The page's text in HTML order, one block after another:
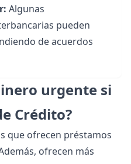
Algunas
pueden
de acuerdos
urgente si
Crédito?
que ofrecen préstamos
ofrecen más